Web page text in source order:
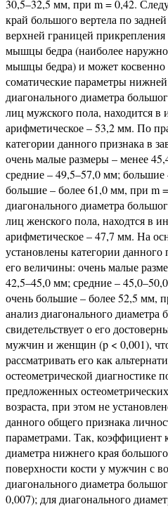
30,5–32,5 мм, при m = 0,42.
край большого вертела по
верхней границей
мышцы бедра (наиболее
мышцы бедра) и может косвенно
соматические параметры
диагонального диаметра
лиц мужского пола, находится в
арифметическое – 53,2 мм. По
категории данного признака в
очень малые размеры – менее
средние – 49,5–57,0 мм;
большие – более 61,0 мм, при m
диагонального диаметра
лиц женского пола, находтся в
арифметическое – 47,7 мм. На
установлены категории данного
его величины: очень малые
42,5–45,0 мм; средние –
очень большие – более 52,5 мм,
анализ диагонального диаметра
свидетельствует о его
мужчин и женщин (p < 0,001),
рассматривать его как
остеометрической диагностике
предложенных
возраста, при этом не
данного общего признака
параметрами. Так, коэффициент
диаметра нижнего края
поверхности кости у мужчин с
диагонального диаметра
0,007); для диагонального